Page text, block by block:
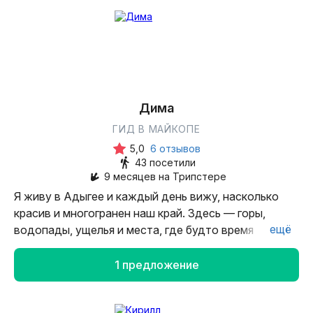
походов и восхождений.
В 2020 году собрал команду гидов и организовал
Дима
ГИД В МАЙКОПЕ
5,0 6 отзывов
43 посетили
9 месяцев на Трипстере
Я живу в Адыгее и каждый день вижу, насколько
красив и многогранен наш край. Здесь — горы,
водопады, ущелья и места, где будто время
остановилось. Хочется, чтобы как можно больше
людей увидели эту красоту своими глазами,
поэтому я организую джип-туры по самым
ещё
1 предложение